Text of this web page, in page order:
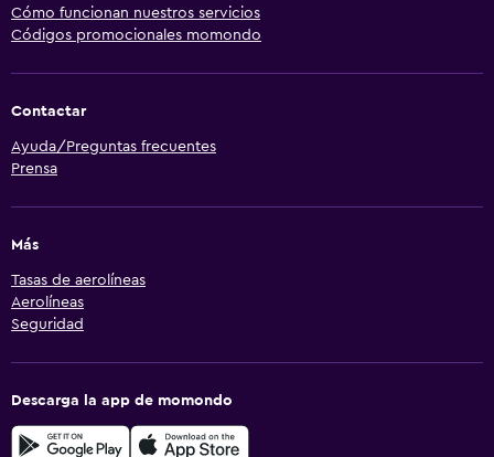
Cómo funcionan nuestros servicios
Códigos promocionales momondo
Contactar
Ayuda/Preguntas frecuentes
Prensa
Más
Tasas de aerolíneas
Aerolíneas
Seguridad
Descarga la app de momondo